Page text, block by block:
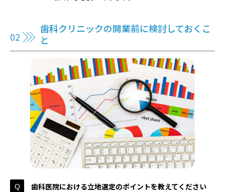
歯科クリニックの開業前に検討しておくこ
と
歯科医院における立地選定のポイントを教えてください